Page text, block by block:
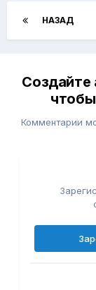
НАЗАД
Создайте
Комментарии